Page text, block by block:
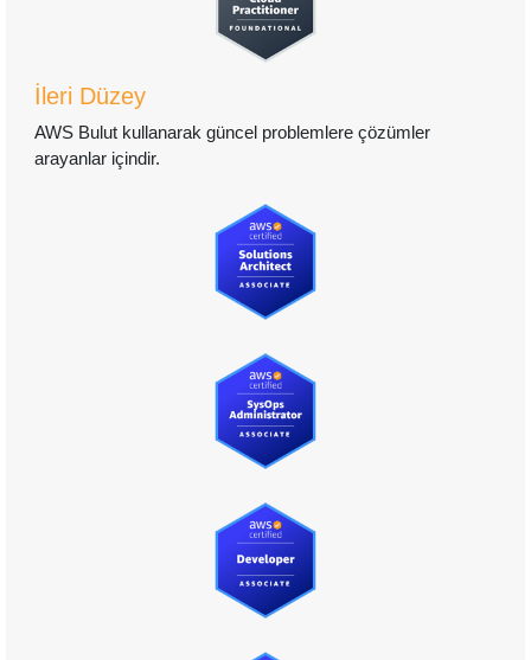
İleri Düzey
AWS Bulut kullanarak güncel problemlere çözümler
arayanlar içindir.